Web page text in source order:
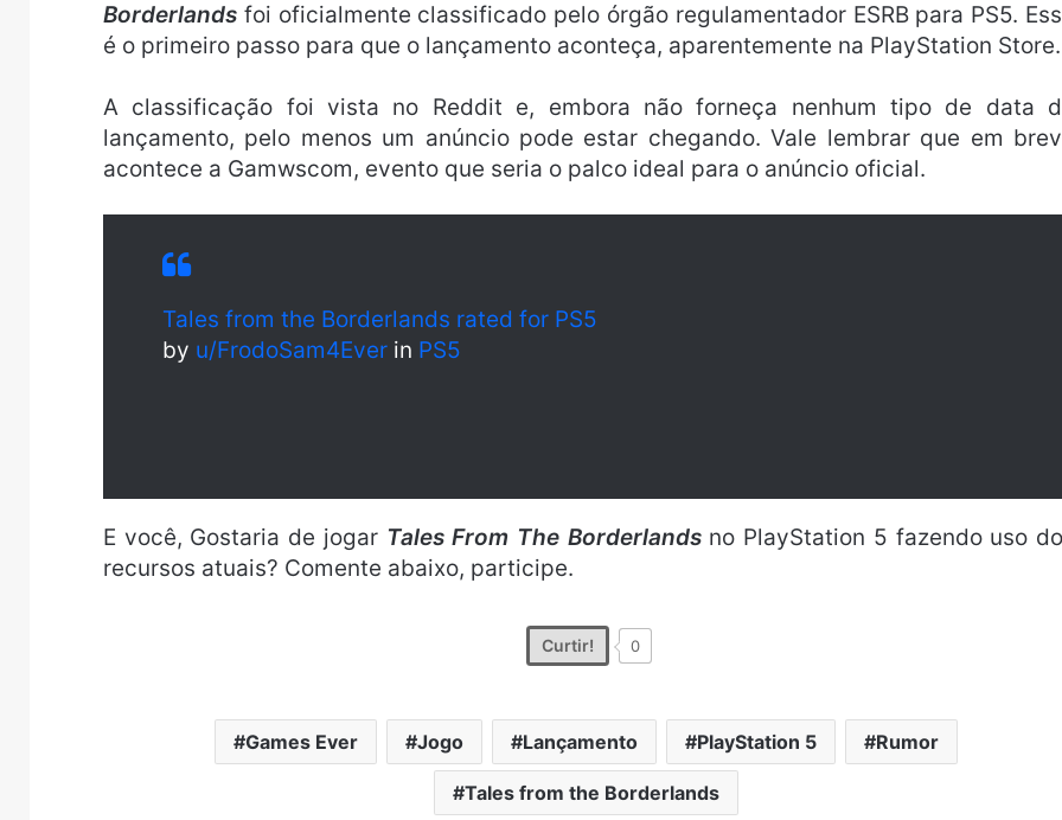
Borderlands foi oficialmente classificado pelo órgão regulamentador ESRB para PS5.
é o primeiro passo para que o lançamento aconteça, aparentemente na PlayStation Store.
A classificação foi vista no Reddit e, embora não forneça nenhum tipo de data
lançamento, pelo menos um anúncio pode estar chegando. Vale lembrar que em
acontece a Gamwscom, evento que seria o palco ideal para o anúncio oficial.
Tales from the Borderlands rated for PS5
by u/FrodoSam4Ever in PS5
E você, Gostaria de jogar Tales From The Borderlands no PlayStation 5 fazendo uso
recursos atuais? Comente abaixo, participe.
Curtir! 0
Games Ever Jogo Lançamento PlayStation 5 Rumor
Tales from the Borderlands